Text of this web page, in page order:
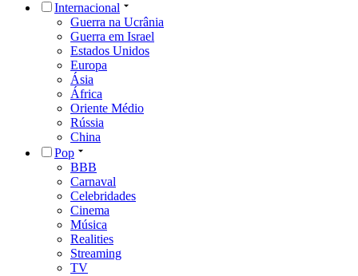
Internacional
Guerra na Ucrânia
Guerra em Israel
Estados Unidos
Europa
Ásia
África
Oriente Médio
Rússia
China
Pop
BBB
Carnaval
Celebridades
Cinema
Música
Realities
Streaming
TV